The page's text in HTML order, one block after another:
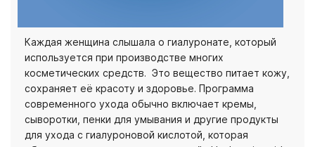
Каждая женщина слышала о гиалуронате, который
используется при производстве многих
косметических средств. Это вещество питает кожу,
сохраняет её красоту и здоровье. Программа
современного ухода обычно включает кремы,
сыворотки, пенки для умывания и другие продукты
для ухода с гиалуроновой кислотой, которая